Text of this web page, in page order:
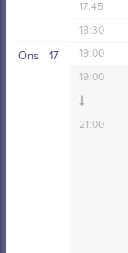
18:30
18:30
17:45
19:15
18:30
20:30
17
Ons 19:00
21:00
19:00
21:00